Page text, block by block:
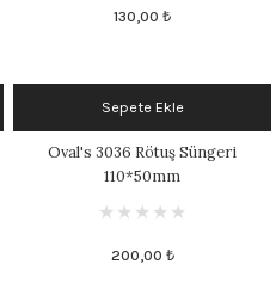
130,00 ₺
Sepete Ekle
Oval's 3036 Rötuş Süngeri
110*50mm
200,00 ₺